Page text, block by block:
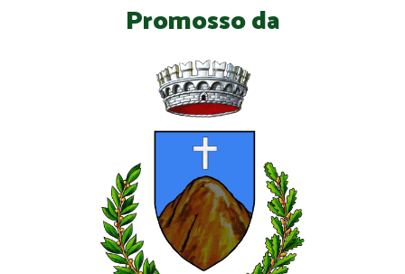
Promosso da